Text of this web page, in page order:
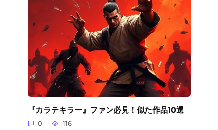
『カラテキラー』ファン必見！似た作品10選
0 116